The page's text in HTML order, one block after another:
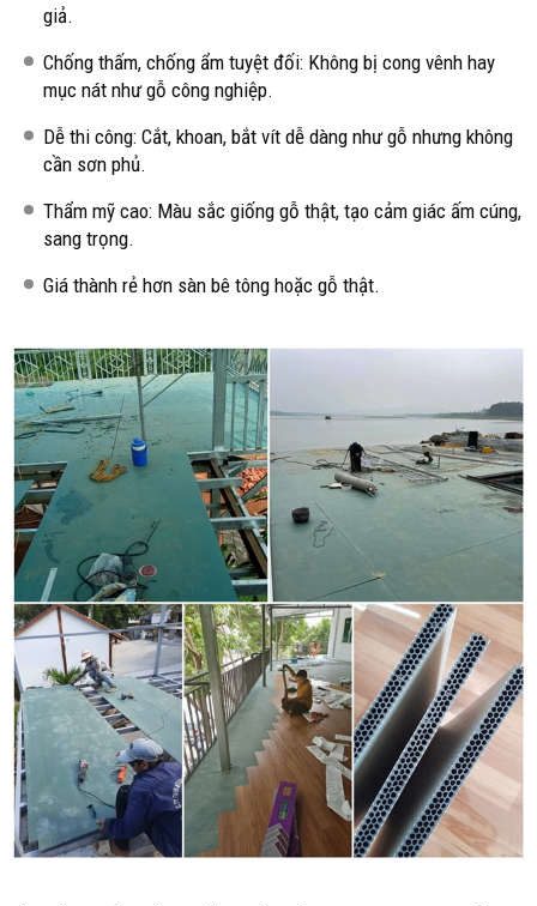
giả.
Chống thấm, chống ẩm tuyệt đối: Không bị cong vênh hay
mục nát như gỗ công nghiệp.
Dễ thi công: Cắt, khoan, bắt vít dễ dàng như gỗ nhưng không
cần sơn phủ.
Thẩm mỹ cao: Màu sắc giống gỗ thật, tạo cảm giác ấm cúng,
sang trọng.
Giá thành rẻ hơn sàn bê tông hoặc gỗ thật.